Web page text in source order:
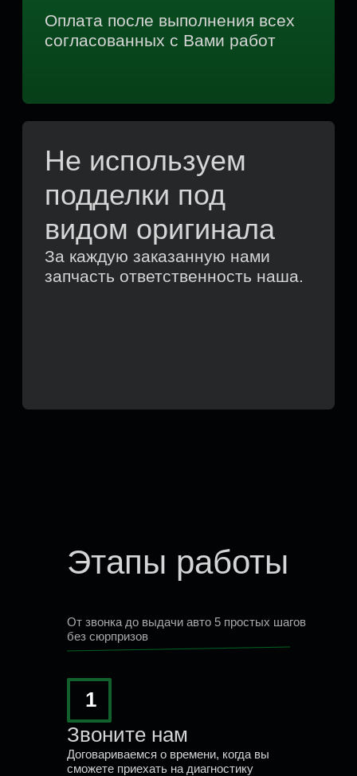
Этапы работы
1
Звоните нам
Договариваемся о времени, когда вы
сможете приехать на диагностику
От звонка до выдачи авто 5 простых шагов
без сюрпризов
Отзывы
и не ошиблись...
Рекомендую всем этот сервис.
выполняют быстро и очень
качественно...
читать весь отзыв
Почему водители Гомеля выбирают нас
уже более 10 лет